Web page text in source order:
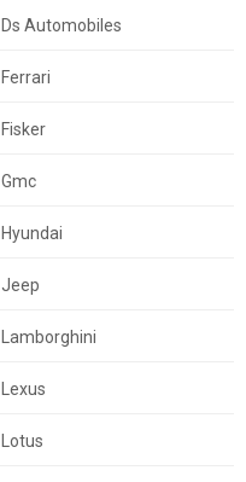
Ds Automobiles
Ferrari
Fisker
Gmc
Hyundai
Jeep
Lamborghini
Lexus
Lotus